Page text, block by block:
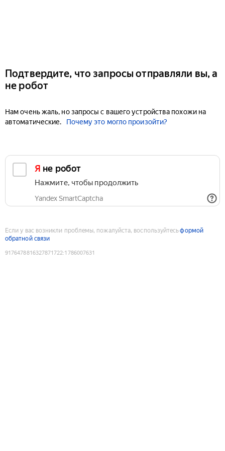
Подтвердите, что запросы отправляли вы, а
не робот
Нам очень жаль, но запросы с вашего устройства похожи на
автоматические.
Почему это могло произойти?
Я не робот
Нажмите, чтобы продолжить
Yandex SmartCaptcha
Если у вас возникли проблемы, пожалуйста, воспользуйтесьформой
обратной связи
9176478816327871722:1786007631